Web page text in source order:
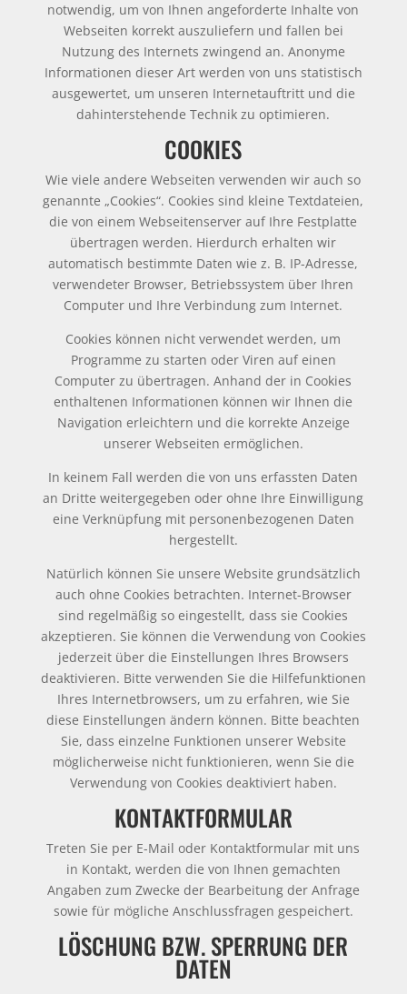
notwendig, um von Ihnen angeforderte Inhalte von
Webseiten korrekt auszuliefern und fallen bei
Nutzung des Internets zwingend an. Anonyme
Informationen dieser Art werden von uns statistisch
ausgewertet, um unseren Internetauftritt und die
dahinterstehende Technik zu optimieren.
COOKIES
Wie viele andere Webseiten verwenden wir auch so
genannte „Cookies“. Cookies sind kleine Textdateien,
die von einem Webseitenserver auf Ihre Festplatte
übertragen werden. Hierdurch erhalten wir
automatisch bestimmte Daten wie z. B. IP-Adresse,
verwendeter Browser, Betriebssystem über Ihren
Computer und Ihre Verbindung zum Internet.
Cookies können nicht verwendet werden, um
Programme zu starten oder Viren auf einen
Computer zu übertragen. Anhand der in Cookies
enthaltenen Informationen können wir Ihnen die
Navigation erleichtern und die korrekte Anzeige
unserer Webseiten ermöglichen.
In keinem Fall werden die von uns erfassten Daten
an Dritte weitergegeben oder ohne Ihre Einwilligung
eine Verknüpfung mit personenbezogenen Daten
hergestellt.
Natürlich können Sie unsere Website grundsätzlich
auch ohne Cookies betrachten. Internet-Browser
sind regelmäßig so eingestellt, dass sie Cookies
akzeptieren. Sie können die Verwendung von Cookies
jederzeit über die Einstellungen Ihres Browsers
deaktivieren. Bitte verwenden Sie die Hilfefunktionen
Ihres Internetbrowsers, um zu erfahren, wie Sie
diese Einstellungen ändern können. Bitte beachten
Sie, dass einzelne Funktionen unserer Website
möglicherweise nicht funktionieren, wenn Sie die
Verwendung von Cookies deaktiviert haben.
KONTAKTFORMULAR
Treten Sie per E-Mail oder Kontaktformular mit uns
in Kontakt, werden die von Ihnen gemachten
Angaben zum Zwecke der Bearbeitung der Anfrage
sowie für mögliche Anschlussfragen gespeichert.
LÖSCHUNG BZW. SPERRUNG DER
DATEN